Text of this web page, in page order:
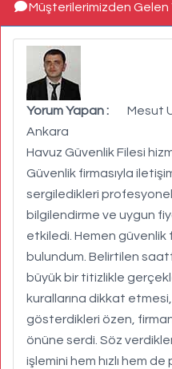
Müşterilerimizden Gelen
Yorum Yapan : Mesut
Ankara
Havuz Güvenlik Filesi
Güvenlik firmasıyla
sergiledikleri profesyonel
bilgilendirme ve uygun
etkiledi. Hemen güvenlik
bulundum. Belirtilen
büyük bir titizlikle
kurallarına dikkat
gösterdikleri özen,
önüne serdi. Söz
işlemini hem hızlı hem